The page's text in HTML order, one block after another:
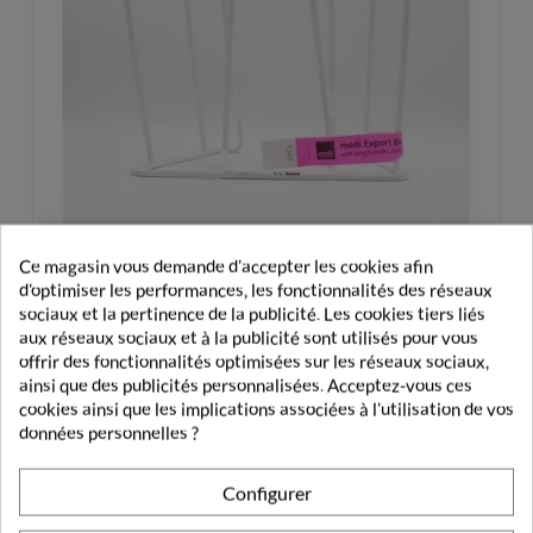
Mediven Enfile-Bas Butler
49,50 €
PRODUITS DE LA MÊME CATÉGORIE
Ce magasin vous demande d'accepter les cookies afin
d'optimiser les performances, les fonctionnalités des réseaux
sociaux et la pertinence de la publicité. Les cookies tiers liés
aux réseaux sociaux et à la publicité sont utilisés pour vous
offrir des fonctionnalités optimisées sur les réseaux sociaux,
ainsi que des publicités personnalisées. Acceptez-vous ces
cookies ainsi que les implications associées à l'utilisation de vos
données personnelles ?
Configurer